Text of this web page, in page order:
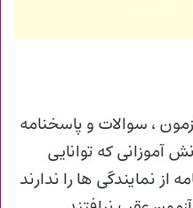
، سوالات و پاسخنامه
آموزانی که توانایی
از نمایندگی ها را ندارند